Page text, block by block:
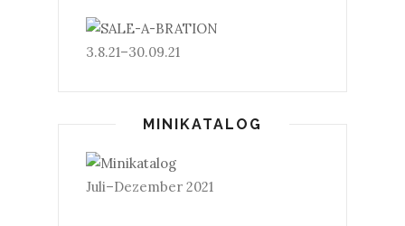
3.8.21–30.09.21
MINIKATALOG
Juli–Dezember 2021